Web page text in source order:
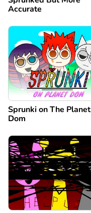
Accurate
Sprunki on The Planet
Dom